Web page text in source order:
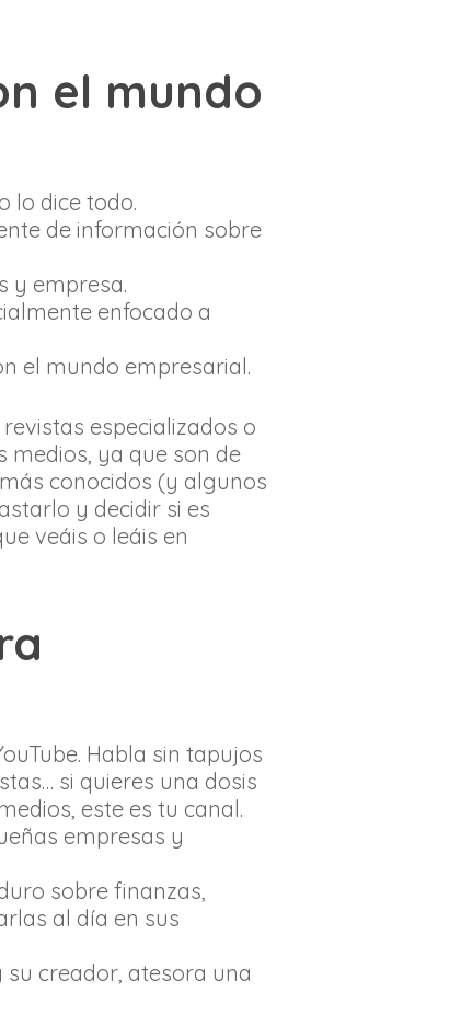
el mundo
lo dice todo.
de información sobre
y empresa.
enfocado a
el mundo empresarial.
especializados o
medios, ya que son de
conocidos (y algunos
y decidir si es
veáis o leáis en
Habla sin tapujos
si quieres una dosis
este es tu canal.
empresas y
sobre finanzas,
al día en sus
su creador, atesora una